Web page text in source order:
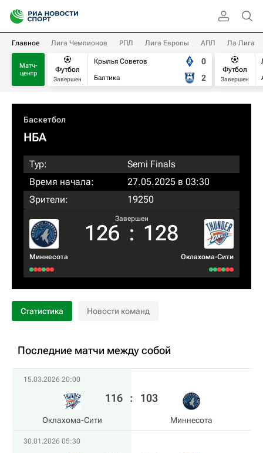
Главное Лига Чемпионов РПЛ Лига Европы АПЛ Ла Лига
Матч-
центр
Футбол
Завершен
Крылья Советов
Балтика
0
2
Футбол
Завершен
Баскетбол
НБА
Тур:
Semi Finals
Время начала:
27.05.2025 в 03:30
Зрители:
19250
Миннесота
Завершен
126 : 128
Оклахома-Сити
Статистика Новости команд
Последние матчи между собой
15.03.2026 20:00
Оклахома-Сити
116 : 103
Миннесота
30.01.2026 05:30